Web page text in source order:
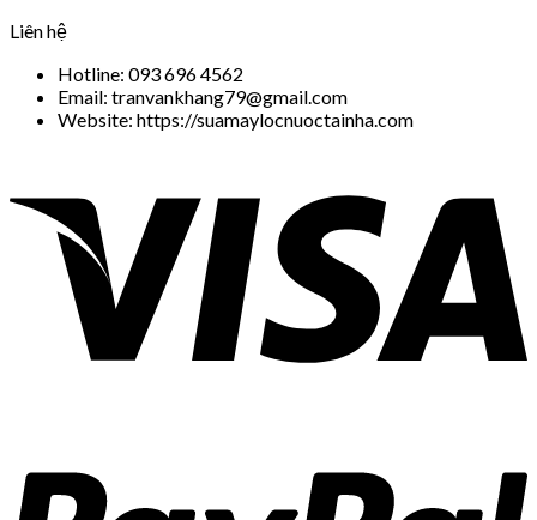
Liên hệ
Hotline: 093 696 4562
Email: tranvankhang79@gmail.com
Website: https://suamaylocnuoctainha.com